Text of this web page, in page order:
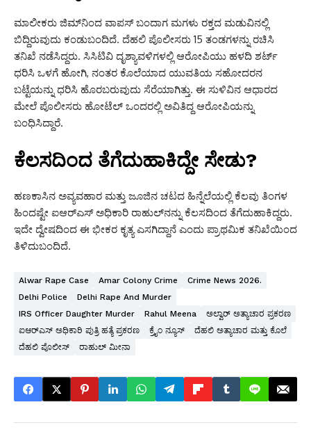
ಮಾಲೀಕರು ಜಿಮ್‌ನಿಂದ ವಾಪಸ್ ಬಂದಾಗ ಮಗಳು ರಕ್ತದ ಮಡುವಿನಲ್ಲಿ
ಬಿದ್ದಿರುವುದು ಕಂಡುಬಂದಿದೆ. ದೆಹಲಿ ಪೊಲೀಸರು 15 ತಂಡಗಳನ್ನು ರಚಿಸಿ
ತನಿಖೆ ನಡೆಸಿದ್ದರು. ಸಿಸಿಟಿವಿ ದೃಶ್ಯಾವಳಿಗಳಲ್ಲಿ ಆರೋಪಿಯು ಹಳದಿ ಶರ್ಟ್
ಧರಿಸಿ ಒಳಗೆ ಹೋಗಿ, ನಂತರ ಕೊಲೆಯಾದ ಯುವತಿಯ ಸಹೋದರನ
ಬಟ್ಟೆಯನ್ನು ಧರಿಸಿ ಹೊರಬರುವುದು ಸೆರೆಯಾಗಿತ್ತು. ಈ ಸುಳಿವಿನ ಆಧಾರದ
ಮೇಲೆ ಪೊಲೀಸರು ಹೋಟೆಲ್‌ ಒಂದರಲ್ಲಿ ಅವಿತಿದ್ದ ಆರೋಪಿಯನ್ನು
ಬಂಧಿಸಿದ್ದಾರೆ.
ಕೆಲಸದಿಂದ ತೆಗೆದುಹಾಕಿದ್ದೇ ಸೇಡು?
ಹಣಕಾಸಿನ ಅವ್ಯವಹಾರ ಮತ್ತು ಜೂಜಿನ ಚಟದ ಹಿನ್ನೆಲೆಯಲ್ಲಿ ಕೆಲವು ತಿಂಗಳ
ಹಿಂದಷ್ಟೇ ಐಆರ್‌ಎಸ್ ಅಧಿಕಾರಿ ರಾಹುಲ್‌ನನ್ನು ಕೆಲಸದಿಂದ ತೆಗೆದುಹಾಕಿದ್ದರು.
ಇದೇ ದ್ವೇಷದಿಂದ ಈ ಭೀಕರ ಕೃತ್ಯ ಎಸಗಿದ್ದಾನೆ ಎಂದು ಪ್ರಾಥಮಿಕ ತನಿಖೆಯಿಂದ
ತಿಳಿದುಬಂದಿದೆ.
Alwar Rape Case Amar Colony Crime
Crime News 2026.
Delhi Police
Delhi Rape And Murder
IRS Officer Daughter Murder
Rahul Meena
ಅಲ್ವಾರ್ ಅತ್ಯಾಚಾರ ಪ್ರಕರಣ
ಐಆರ್‌ಎಸ್ ಅಧಿಕಾರಿ ಪುತ್ರಿ ಹತ್ಯೆ ಪ್ರಕರಣ
ಕ್ರೈಂ ನ್ಯೂಸ್
ದೆಹಲಿ ಅತ್ಯಾಚಾರ ಮತ್ತು ಕೊಲೆ
ದೆಹಲಿ ಪೊಲೀಸ್
ರಾಹುಲ್ ಮೀನಾ